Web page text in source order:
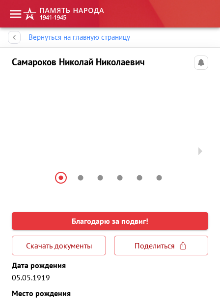
Вернуться на главную страницу
Самароков Николай Николаевич
Благодарю за подвиг!
Скачать документы
Поделиться
Дата рождения
05.05.1919
Место рождения
Память народа